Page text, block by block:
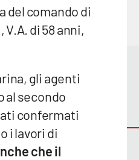
del comando di
di 58 anni,
gli agenti
al secondo
confermati
i lavori di
che il